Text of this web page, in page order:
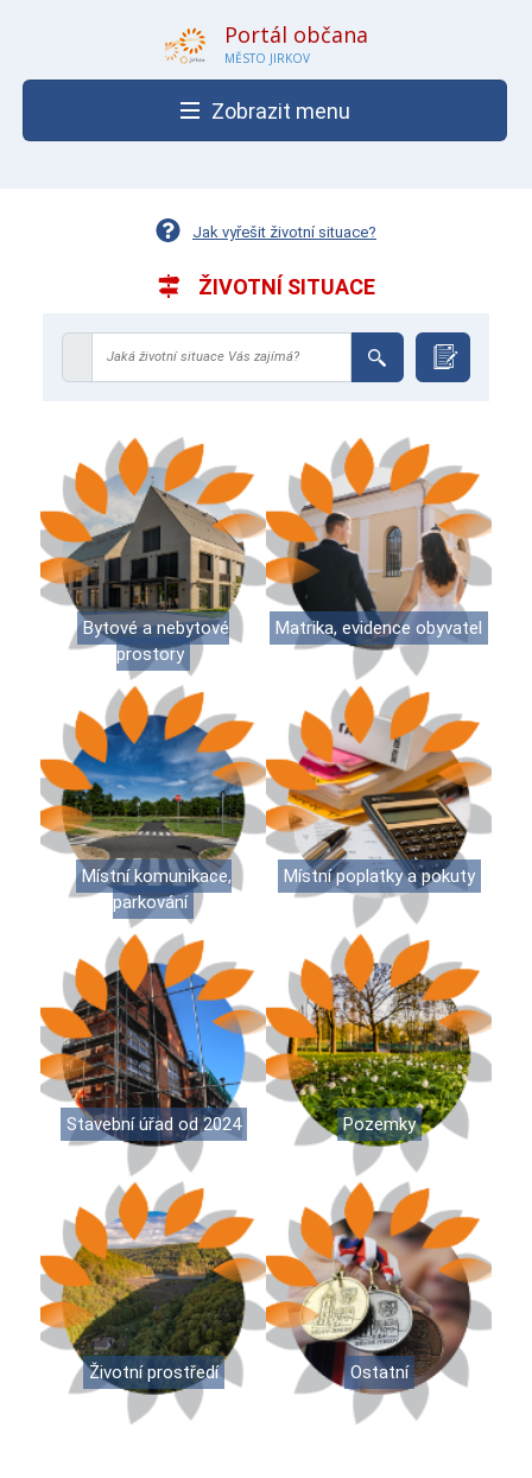
Portál občana
MĚSTO JIRKOV
Zobrazit menu
Jak vyřešit životní situace?
ŽIVOTNÍ SITUACE
Jaká životní situace Vás zajímá?
Bytové a nebytové
prostory
Matrika, evidence obyvatel
Místní komunikace,
parkování
Místní poplatky a pokuty
Stavební úřad od 2024 Pozemky
Životní prostředí Ostatní